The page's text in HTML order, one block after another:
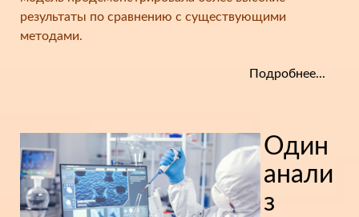
результаты по сравнению с существующими
методами.
Подробнее...
Один
анали
з